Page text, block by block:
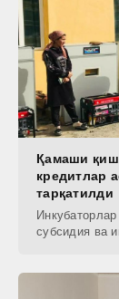
Қамаши
кредитлар
тарқатилди
субсидия ва